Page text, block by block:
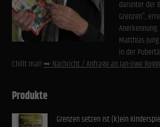
darunter der
Grenzen",
Matthias
in der
Chillt mal!➥ Nachricht / Anfrage an Jan-Uwe
Produkte
Grenzen setzen ist (k)ein